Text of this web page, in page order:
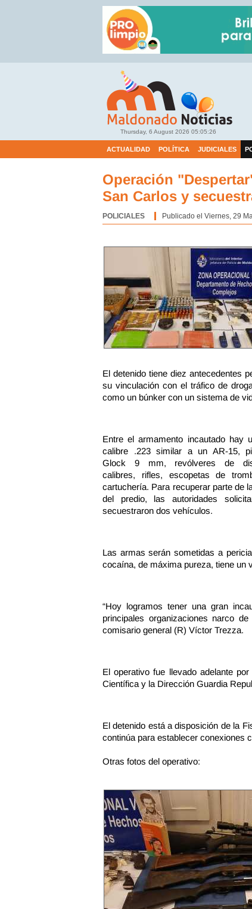
Thursday, 6 August 2026 05:05:27
ACTUALIDAD POLÍTICA JUDICIALES
Operación
San Carlos y
POLICIALES Publicado el Viernes, 29
El detenido tiene diez antecedentes
su vinculación con el tráfico de
como un búnker con un sistema de
Entre el armamento incautado hay
calibre .223 similar a un AR-15,
Glock 9 mm, revólveres de
calibres, rifles, escopetas de
cartuchería. Para recuperar parte de
del predio, las autoridades
secuestraron dos vehículos.
Las armas serán sometidas a
cocaína, de máxima pureza, tiene un
“Hoy logramos tener una gran
principales organizaciones narco
comisario general (R) Víctor Trezza.
El operativo fue llevado adelante
Científica y la Dirección Guardia
El detenido está a disposición de la
continúa para establecer conexiones
Otras fotos del operativo: